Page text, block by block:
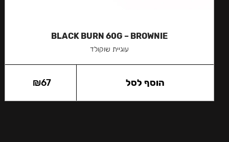
BLACK BURN 60G – BROWNIE
עוגיית שוקולד
₪67 הוסף לסל